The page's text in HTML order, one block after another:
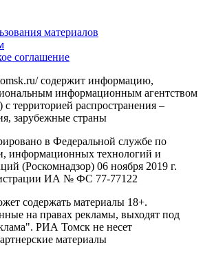
материалов
соглашение
содержит информацию,
информационным агентством
территорией распространения –
зарубежные страны
в Федеральной службе по
информационных технологий и
(Роскомнадзор) 06 ноября 2019 г.
ИА № ФС 77-77122
содержать материалы 18+.
на правах рекламы, выходят под
РИА Томск не несет
материалы